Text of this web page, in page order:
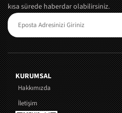
kısa sürede haberdar olabilirsiniz.
KURUMSAL
Hakkımızda
İletişim